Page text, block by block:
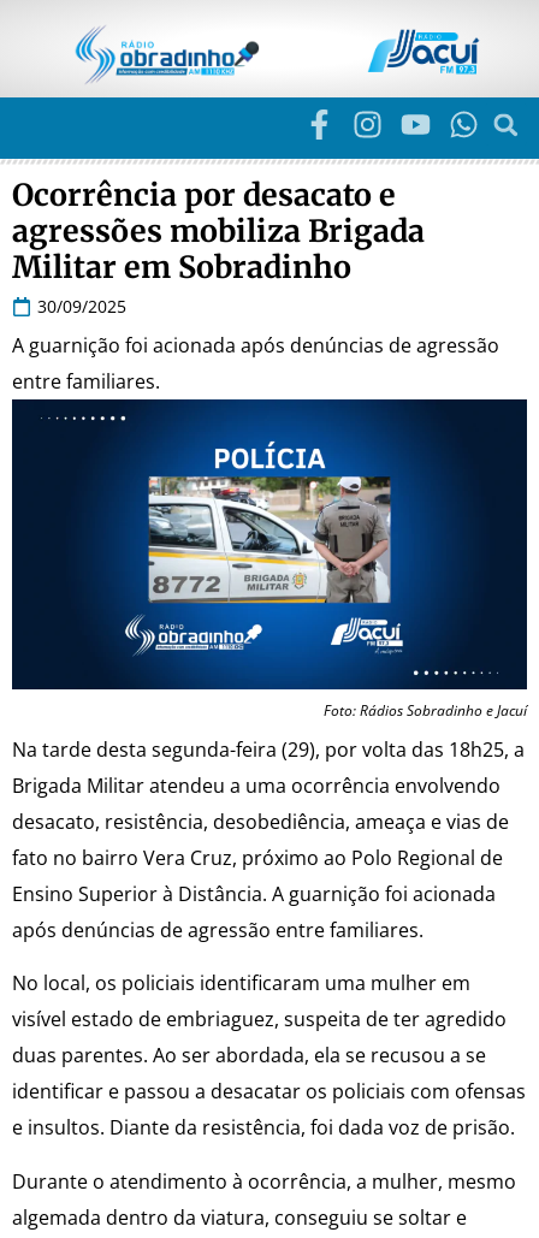
Ocorrência por desacato e
agressões mobiliza Brigada
Militar em Sobradinho
30/09/2025
A guarnição foi acionada após denúncias de agressão
entre familiares.
Foto: Rádios Sobradinho e Jacuí
Na tarde desta segunda-feira (29), por volta das 18h25, a
Brigada Militar atendeu a uma ocorrência envolvendo
desacato, resistência, desobediência, ameaça e vias de
fato no bairro Vera Cruz, próximo ao Polo Regional de
Ensino Superior à Distância. A guarnição foi acionada
após denúncias de agressão entre familiares.
No local, os policiais identificaram uma mulher em
visível estado de embriaguez, suspeita de ter agredido
duas parentes. Ao ser abordada, ela se recusou a se
identificar e passou a desacatar os policiais com ofensas
e insultos. Diante da resistência, foi dada voz de prisão.
Durante o atendimento à ocorrência, a mulher, mesmo
algemada dentro da viatura, conseguiu se soltar e